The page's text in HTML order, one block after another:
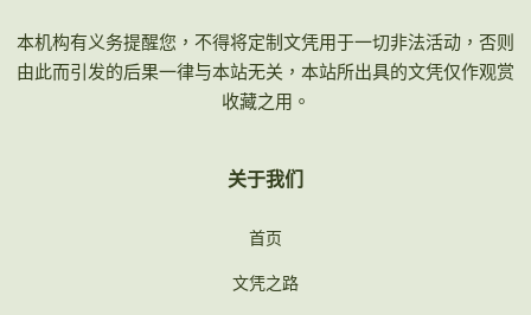
本机构有义务提醒您，不得将定制文凭用于一切非法活动，否则
由此而引发的后果一律与本站无关，本站所出具的文凭仅作观赏
收藏之用。
关于我们
首页
文凭之路